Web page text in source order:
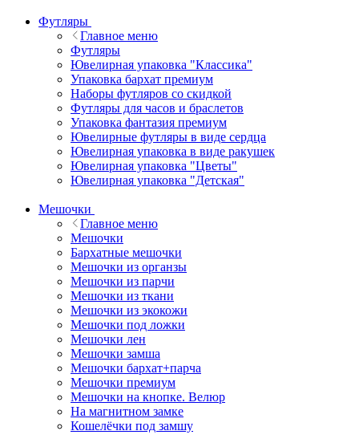
Футляры
Главное меню
Футляры
Ювелирная упаковка "Классика"
Упаковка бархат премиум
Наборы футляров со скидкой
Футляры для часов и браслетов
Упаковка фантазия премиум
Ювелирные футляры в виде сердца
Ювелирная упаковка в виде ракушек
Ювелирная упаковка "Цветы"
Ювелирная упаковка "Детская"
Мешочки
Главное меню
Мешочки
Бархатные мешочки
Мешочки из органзы
Мешочки из парчи
Мешочки из ткани
Мешочки из экокожи
Мешочки под ложки
Мешочки лен
Мешочки замша
Мешочки бархат+парча
Мешочки премиум
Мешочки на кнопке. Велюр
На магнитном замке
Кошелёчки под замшу